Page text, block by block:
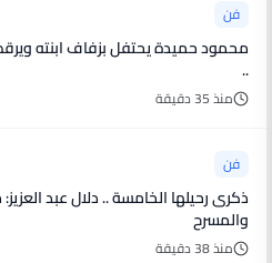
فن
محمود حميدة يحتفل بزفاف ابنته
..
منذ 35 دقيقة
فن
ذكرى رحيلها الخامسة ..
والمسرح
منذ 38 دقيقة